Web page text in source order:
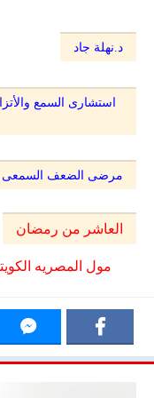
د.نهلة جاد
استشارى السمع
مرضى الضعف السمعى
العاشر من رمضان
مول المصريه